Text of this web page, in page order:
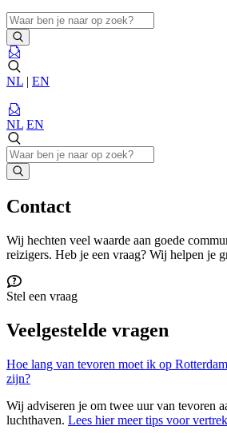
NL | EN
NL EN
Contact
Wij hechten veel waarde aan goede
reizigers. Heb je een vraag? Wij helpen je
Stel een vraag
Veelgestelde vragen
Hoe lang van tevoren moet ik op
zijn?
Wij adviseren je om twee uur van tevoren
luchthaven. Lees hier meer tips voor